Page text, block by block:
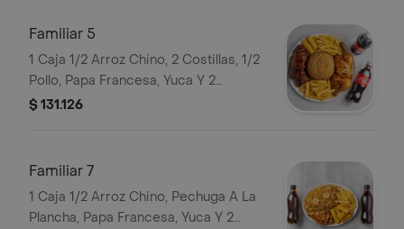
Familiar 5
1 Caja 1/2 Arroz Chino, 2 Costillas, 1/2
Pollo, Papa Francesa, Yuca Y 2
Gaseosas 1.5 Lt.
$ 131.126
Familiar 7
1 Caja 1/2 Arroz Chino, Pechuga A La
Plancha, Papa Francesa, Yuca Y 2